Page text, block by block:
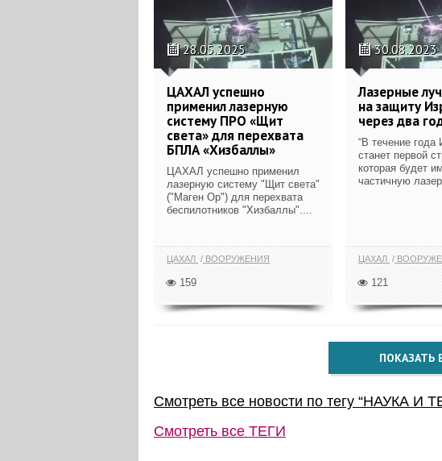
28.05.2025
ЦАХАЛ успешно
применил лазерную
систему ПРО «Щит
света» для перехвата
БПЛА «Хизбаллы»
ЦАХАЛ успешно применил
лазерную систему "Щит света"
("Маген Ор") для перехвата
беспилотников "Хизбаллы"....
ЦАХАЛ ВООРУЖЕНИЯ
159
30.08.2023
Лазерные
на защиту
через два
“В течение года
станет первой
которая будет
частичную
ЦАХАЛ
121
ПОКАЗАТЬ
Смотреть все новости по тегу “НАУКА И
Смотреть все ТЕГИ